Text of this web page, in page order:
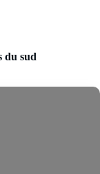
du sud